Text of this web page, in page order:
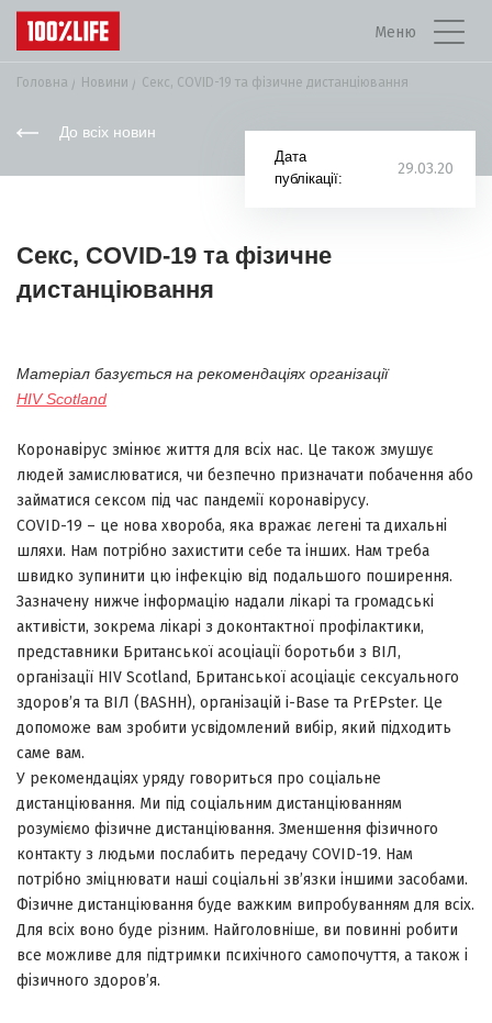
Меню
Головна Новини Секс, COVID-19 та фізичне дистанціювання
До всіх новин
Дата
публікації:
29.03.20
Секс, COVID-19 та фізичне
дистанціювання
Матеріал базується на рекомендаціях організації
HIV Scotland
Коронавірус змінює життя для всіх нас. Це також змушує
людей замислюватися, чи безпечно призначати побачення або
займатися сексом під час пандемії коронавірусу.
COVID-19 – це нова хвороба, яка вражає легені та дихальні
шляхи. Нам потрібно захистити себе та інших. Нам треба
швидко зупинити цю інфекцію від подальшого поширення.
Зазначену нижче інформацію надали лікарі та громадські
активісти, зокрема лікарі з доконтактної профілактики,
представники Британської асоціації боротьби з ВІЛ,
організації HIV Scotland, Британської асоціаціє сексуального
здоров’я та ВІЛ (BASHH), організацій i-Base та PrEPster. Це
допоможе вам зробити усвідомлений вибір, який підходить
саме вам.
У рекомендаціях уряду говориться про соціальне
дистанціювання. Ми під соціальним дистанціюванням
розуміємо фізичне дистанціювання. Зменшення фізичного
контакту з людьми послабить передачу COVID-19. Нам
потрібно зміцнювати наші соціальні зв’язки іншими засобами.
Фізичне дистанціювання буде важким випробуванням для всіх.
Для всіх воно буде різним. Найголовніше, ви повинні робити
все можливе для підтримки психічного самопочуття, а також і
фізичного здоров’я.